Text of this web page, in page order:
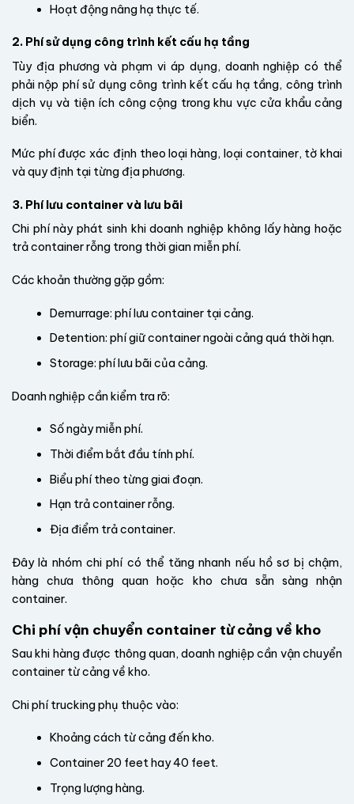
Hoạt động nâng hạ thực tế.
2. Phí sử dụng công trình kết cấu hạ tầng
Tùy địa phương và phạm vi áp dụng, doanh nghiệp có thể
phải nộp phí sử dụng công trình kết cấu hạ tầng, công trình
dịch vụ và tiện ích công cộng trong khu vực cửa khẩu cảng
biển.
Mức phí được xác định theo loại hàng, loại container, tờ khai
và quy định tại từng địa phương.
3. Phí lưu container và lưu bãi
Chi phí này phát sinh khi doanh nghiệp không lấy hàng hoặc
trả container rỗng trong thời gian miễn phí.
Các khoản thường gặp gồm:
Demurrage: phí lưu container tại cảng.
Detention: phí giữ container ngoài cảng quá thời hạn.
Storage: phí lưu bãi của cảng.
Doanh nghiệp cần kiểm tra rõ:
Số ngày miễn phí.
Thời điểm bắt đầu tính phí.
Biểu phí theo từng giai đoạn.
Hạn trả container rỗng.
Địa điểm trả container.
Đây là nhóm chi phí có thể tăng nhanh nếu hồ sơ bị chậm,
hàng chưa thông quan hoặc kho chưa sẵn sàng nhận
container.
Chi phí vận chuyển container từ cảng về kho
Sau khi hàng được thông quan, doanh nghiệp cần vận chuyển
container từ cảng về kho.
Chi phí trucking phụ thuộc vào:
Khoảng cách từ cảng đến kho.
Container 20 feet hay 40 feet.
Trọng lượng hàng.